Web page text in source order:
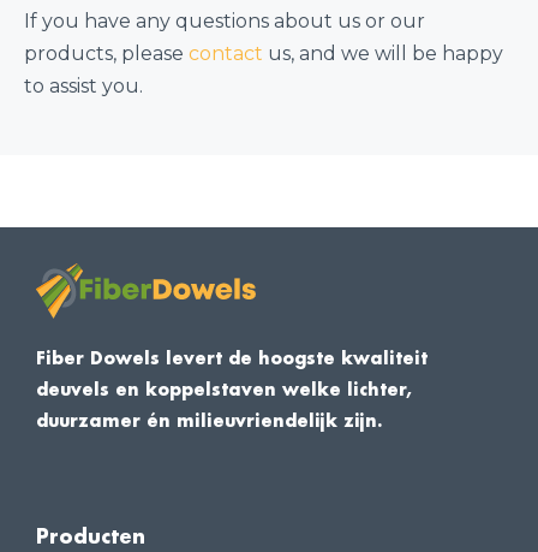
If you have any questions about us or our
products, please contact us, and we will be happy
to assist you.
Fiber Dowels levert de hoogste kwaliteit
deuvels en koppelstaven welke lichter,
duurzamer én milieuvriendelijk zijn.
Producten